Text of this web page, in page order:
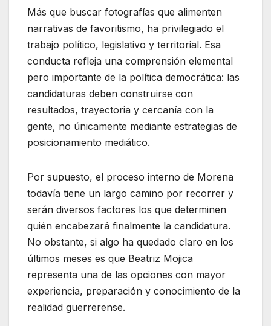
Más que buscar fotografías que alimenten
narrativas de favoritismo, ha privilegiado el
trabajo político, legislativo y territorial. Esa
conducta refleja una comprensión elemental
pero importante de la política democrática: las
candidaturas deben construirse con
resultados, trayectoria y cercanía con la
gente, no únicamente mediante estrategias de
posicionamiento mediático.
Por supuesto, el proceso interno de Morena
todavía tiene un largo camino por recorrer y
serán diversos factores los que determinen
quién encabezará finalmente la candidatura.
No obstante, si algo ha quedado claro en los
últimos meses es que Beatriz Mojica
representa una de las opciones con mayor
experiencia, preparación y conocimiento de la
realidad guerrerense.